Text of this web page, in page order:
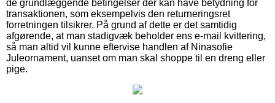
de grundlæggende betingelser der kan have betydning for
transaktionen, som eksempelvis den returneringsret
forretningen tilsikrer. På grund af dette er det samtidig
afgørende, at man stadigvæk beholder ens e-mail kvittering,
så man altid vil kunne eftervise handlen af Ninasofie
Juleornament, uanset om man skal shoppe til en dreng eller
pige.